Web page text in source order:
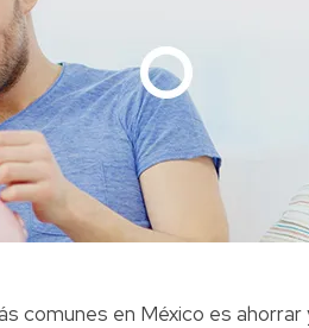
comunes en México es